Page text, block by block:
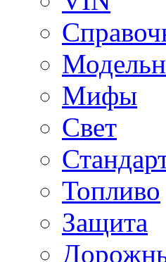
Мифы
Свет
Топливо
Защита